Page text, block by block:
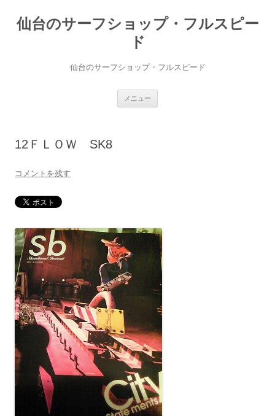
仙台のサーフショップ・フルスピー
ド
仙台のサーフショップ・フルスピード
メニュー
12ＦＬＯＷ SK8
コメントを残す